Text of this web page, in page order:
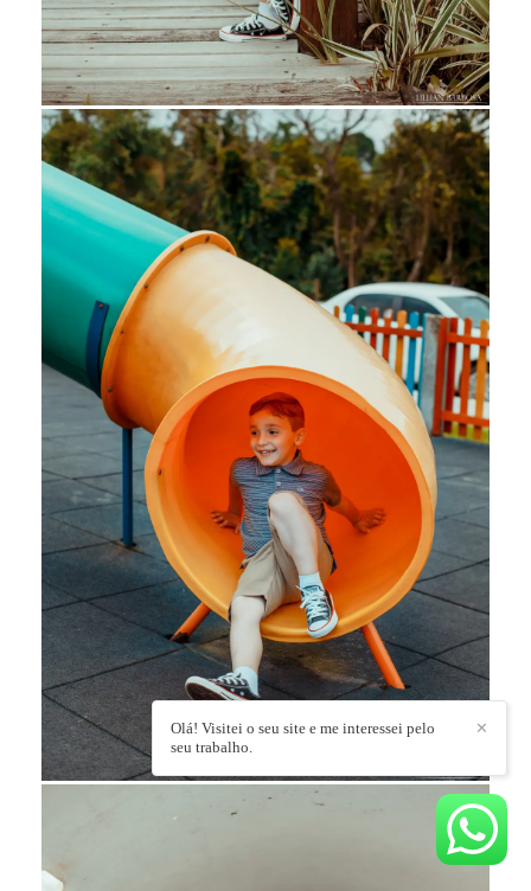
✕
Olá! Visitei o seu site e me interessei pelo
seu trabalho.